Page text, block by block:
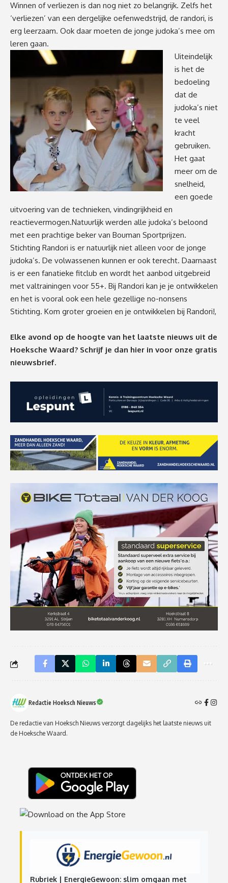
Winnen of verliezen is dan nog niet zo belangrijk. Zelfs het
‘verliezen’ van een dergelijke oefenwedstrijd, de randori, is
erg leerzaam. Ook daar moeten de jonge judoka’s mee om
leren gaan.
Uiteindelijk
is het de
bedoeling
dat de
judoka’s niet
te veel
kracht
gebruiken.
Het gaat
meer om de
snelheid,
een goede
uitvoering van de technieken, vindingrijkheid en
reactievermogen.Natuurlijk werden alle judoka’s beloond
met een prachtige beker van Bouman Sportprijzen.
Stichting Randori is er natuurlijk niet alleen voor de jonge
judoka’s. De volwassenen kunnen er ook terecht. Daarnaast
is er een fanatieke fitclub en wordt het aanbod uitgebreid
met valtrainingen voor 55+. Bij Randori kan je je ontwikkelen
en het is vooral ook een hele gezellige no-nonsens
Stichting. Kom groter groeien en je ontwikkelen bij Randori!,
Elke avond op de hoogte van het laatste nieuws uit de
Hoeksche Waard? Schrijf je dan hier in voor onze gratis
nieuwsbrief.
Redactie Hoeksch Nieuws
De redactie van Hoeksch Nieuws verzorgt dagelijks het laatste nieuws uit
de Hoeksche Waard.
Rubriek | EnergieGewoon: slim omgaan met